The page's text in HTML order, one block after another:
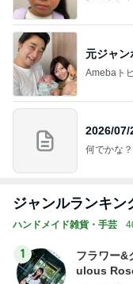
元ジャ
Amebaト
2026/07/
何でかな
ジャンルランキン
ハンドメイド雑貨・手芸
1
フラワー&
ulous